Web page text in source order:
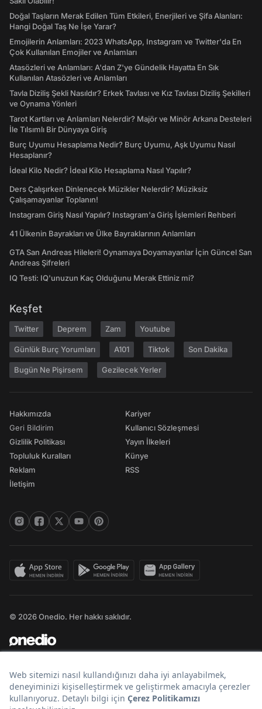
Doğal Taşların Merak Edilen Tüm Etkileri, Enerjileri ve Şifa Alanları:
Hangi Doğal Taş Ne İşe Yarar?
Emojilerin Anlamları: 2023 WhatsApp, Instagram ve Twitter'da En
Çok Kullanılan Emojiler ve Anlamları
Atasözleri ve Anlamları: A'dan Z'ye Gündelik Hayatta En Sık
Kullanılan Atasözleri ve Anlamları
Tavla Diziliş Şekli Nasıldır? Erkek Tavlası ve Kız Tavlası Diziliş Şekilleri
ve Oynama Yönleri
Tarot Kartları ve Anlamları Nelerdir? Majör ve Minör Arkana Desteleri
İle Tılsımlı Bir Dünyaya Giriş
Burç Uyumu Hesaplama Nedir? Burç Uyumu, Aşk Uyumu Nasıl
Hesaplanır?
İdeal Kilo Nedir? İdeal Kilo Hesaplama Nasıl Yapılır?
Ders Çalışırken Dinlenecek Müzikler Nelerdir? Müziksiz
Çalışamayanlar Toplanın!
Instagram Giriş Nasıl Yapılır? Instagram'a Giriş İşlemleri Rehberi
41 Ülkenin Bayrakları ve Ülke Bayraklarının Anlamları
GTA San Andreas Hileleri! Oynamaya Doyamayanlar İçin Güncel San
Andreas Şifreleri
IQ Testi: IQ'unuzun Kaç Olduğunu Merak Ettiniz mi?
Keşfet
Twitter Deprem Zam Youtube
Günlük Burç Yorumları A101 Tiktok Son Dakika
Bugün Ne Pişirsem Gezilecek Yerler
Hakkımızda
Geri Bildirim
Gizlilik Politikası
Topluluk Kuralları
Reklam
İletişim
Kariyer
Kullanıcı Sözleşmesi
Yayın İlkeleri
Künye
RSS
© 2026 Onedio. Her hakkı saklıdır.
Bir markasıdır.